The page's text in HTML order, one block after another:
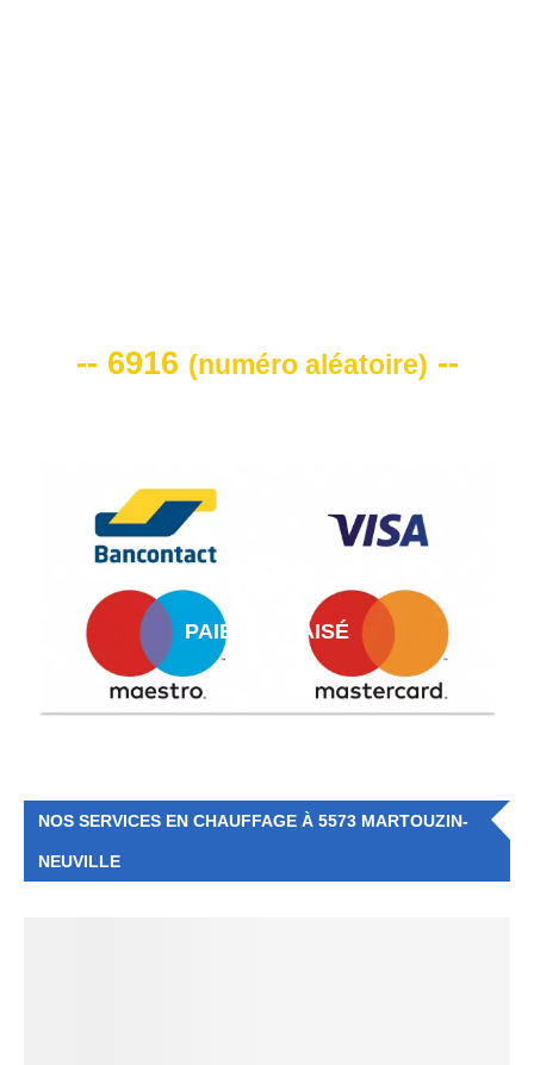
-- 6916 (numéro aléatoire) --
PAIEMENT AISÉ
NOS SERVICES EN CHAUFFAGE À 5573 MARTOUZIN-
NEUVILLE